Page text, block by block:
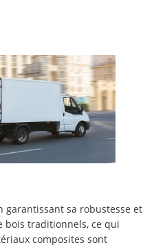
garantissant sa robustesse et
bois traditionnels, ce qui
composites sont